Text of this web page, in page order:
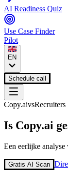
AI Readiness Quiz
Use Case Finder
Pilot
EN
Schedule call
Copy.aivsRecruiters
Is Copy.ai
Een eerlijke analyse
Gratis AI Scan